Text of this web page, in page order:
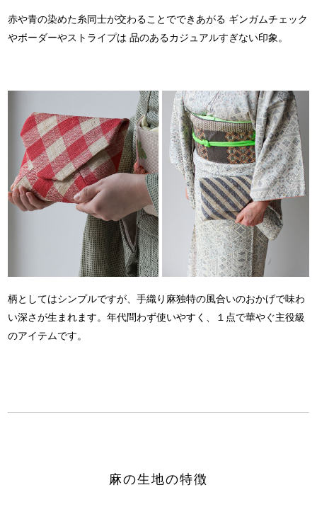
赤や青の染めた糸同士が交わることでできあがる ギンガムチェック
やボーダーやストライプは 品のあるカジュアルすぎない印象。
柄としてはシンプルですが、手織り麻独特の風合いのおかげで味わ
い深さが生まれます。年代問わず使いやすく、１点で華やぐ主役級
のアイテムです。
麻の生地の特徴